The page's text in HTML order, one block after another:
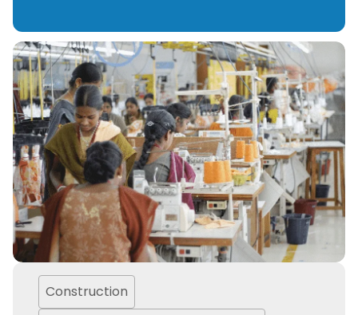
Construction